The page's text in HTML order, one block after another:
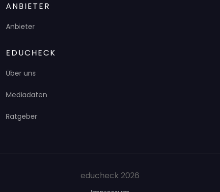
ANBIETER
Anbieter
EDUCHECK
Über uns
Mediadaten
Ratgeber
educheck 2026